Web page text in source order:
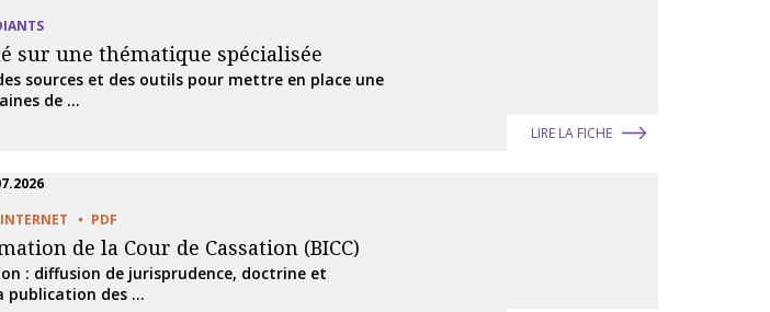
sur une thématique spécialisée
sources et des outils pour mettre en place une
de ...
LIRE LA FICHE
PDF
de la Cour de Cassation (BICC)
: diffusion de jurisprudence, doctrine et
publication des ...